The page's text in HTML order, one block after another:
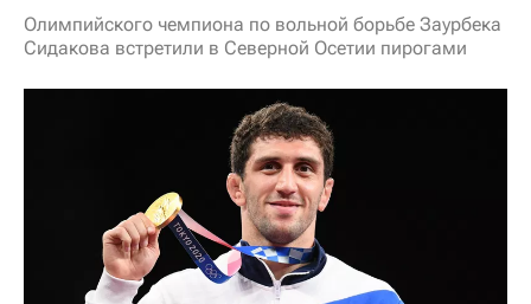
Олимпийского чемпиона по вольной борьбе Заурбека
Сидакова встретили в Северной Осетии пирогами